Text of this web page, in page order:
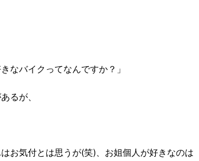
なバイクってなんですか？」
るが、
お気付とは思うが(笑)、お姐個人が好きなのは